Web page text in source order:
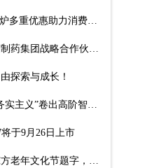
享受高达20%补贴，美的壁挂炉多重优惠助力消费者以旧换新
昌荣传媒股份有限公司获鲁南制药集团战略合作伙伴荣誉称号！
探索与成长！
从蓝山到高山，长城汽车用“务实主义”卷出高阶智驾新山海
于9月26日上市
著名艺术家陈海安为第五届东方老年文化节题字，笔墨间传递关怀与